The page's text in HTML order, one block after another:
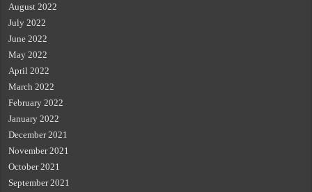
August 2022
July 2022
June 2022
May 2022
April 2022
March 2022
February 2022
January 2022
December 2021
November 2021
October 2021
September 2021